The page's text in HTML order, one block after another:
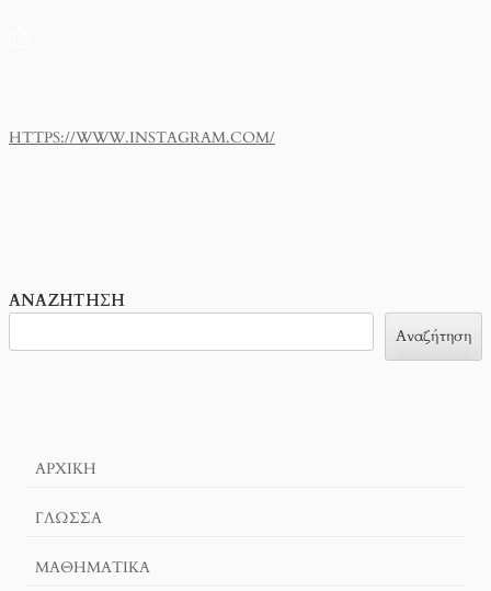
HTTPS://WWW.INSTAGRAM.COM/
ΑΝΑΖΉΤΗΣΗ
Αναζήτηση
ΑΡΧΙΚΉ
ΓΛΏΣΣΑ
ΜΑΘΗΜΑΤΙΚΆ